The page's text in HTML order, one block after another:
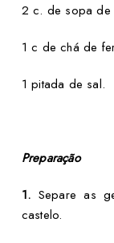
2 c. de sopa de
1 c de chá de
1 pitada de sal.
Preparação
1. Separe as
castelo.